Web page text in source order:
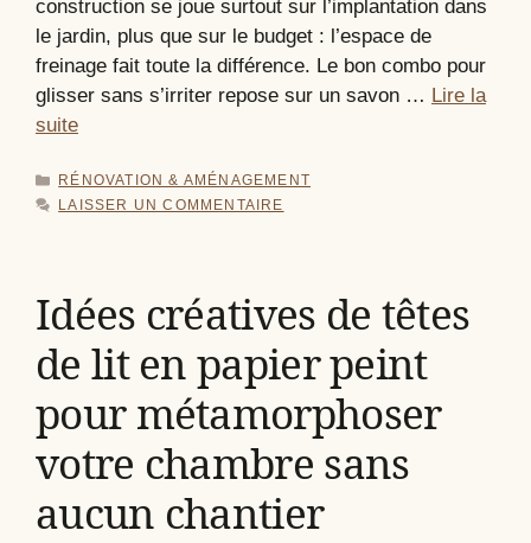
construction se joue surtout sur l’implantation dans
le jardin, plus que sur le budget : l’espace de
freinage fait toute la différence. Le bon combo pour
glisser sans s’irriter repose sur un savon … Lire la
suite
CATÉGORIES
RÉNOVATION & AMÉNAGEMENT
LAISSER UN COMMENTAIRE
Idées créatives de têtes
de lit en papier peint
pour métamorphoser
votre chambre sans
aucun chantier